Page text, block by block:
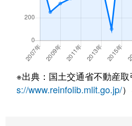
※出典：国土交通省不動産取
s://www.reinfolib.mlit.go.jp/